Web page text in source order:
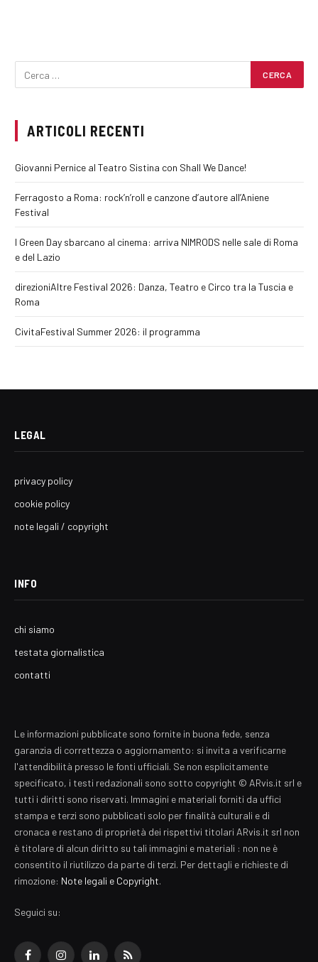
ARTICOLI RECENTI
Giovanni Pernice al Teatro Sistina con Shall We Dance!
Ferragosto a Roma: rock’n’roll e canzone d’autore all’Aniene
Festival
I Green Day sbarcano al cinema: arriva NIMRODS nelle sale di Roma
e del Lazio
direzioniAltre Festival 2026: Danza, Teatro e Circo tra la Tuscia e
Roma
CivitaFestival Summer 2026: il programma
LEGAL
privacy policy
cookie policy
note legali / copyright
INFO
chi siamo
testata giornalistica
contatti
Le informazioni pubblicate sono fornite in buona fede, senza
garanzia di correttezza o aggiornamento: si invita a verificarne
l'attendibilità presso le fonti ufficiali. Se non esplicitamente
specificato, i testi redazionali sono sotto copyright © ARvis.it srl e
tutti i diritti sono riservati. Immagini e materiali forniti da uffici
stampa e terzi sono pubblicati solo per finalità culturali e di
cronaca e restano di proprietà dei rispettivi titolari ARvis.it srl non
è titolare di alcun diritto su tali immagini e materiali : non ne è
consentito il riutilizzo da parte di terzi. Per dettagli e richieste di
rimozione: Note legali e Copyright.
Seguici su: